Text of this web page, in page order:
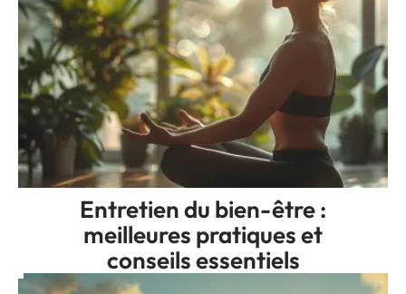
Entretien du bien-être :
meilleures pratiques et
conseils essentiels